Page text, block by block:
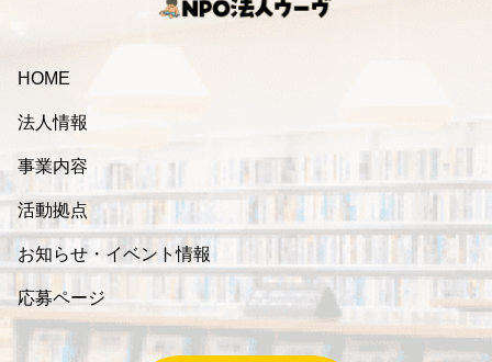
HOME
法人情報
事業内容
活動拠点
お知らせ・イベント情報
応募ページ